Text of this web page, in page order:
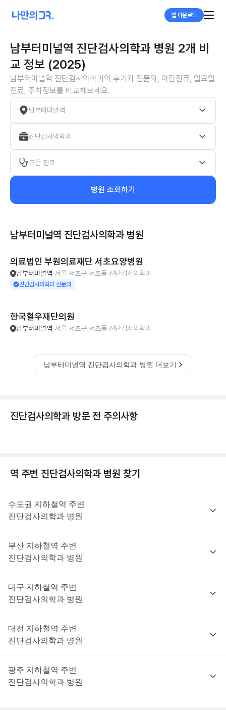
앱 다운로드
남부터미널역 진단검사의학과 병원 2개 비
교 정보 (2025)
남부터미널역 진단검사의학과의 후기와 전문의, 야간진료, 일요일
진료, 주차정보를 비교해보세요.
남부터미널역
진단검사의학과
모든 진료
병원 조회하기
남부터미널역 진단검사의학과 병원
의료법인 부원의료재단 서초요양병원
남부터미널역 서울 서초구 서초동 진단검사의학과
진단검사의학과 전문의
한국혈우재단의원
남부터미널역 서울 서초구 서초동 진단검사의학과
남부터미널역 진단검사의학과 병원 더보기
진단검사의학과 방문 전 주의사항
역 주변 진단검사의학과 병원 찾기
수도권 지하철역 주변
진단검사의학과 병원
부산 지하철역 주변
진단검사의학과 병원
대구 지하철역 주변
진단검사의학과 병원
대전 지하철역 주변
진단검사의학과 병원
광주 지하철역 주변
진단검사의학과 병원